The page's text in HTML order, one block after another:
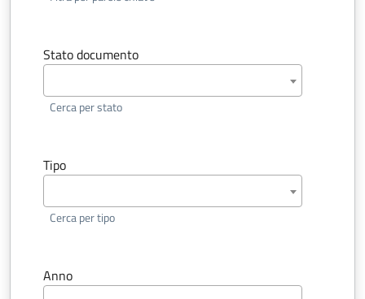
Stato documento
Cerca per stato
Tipo
Cerca per tipo
Anno